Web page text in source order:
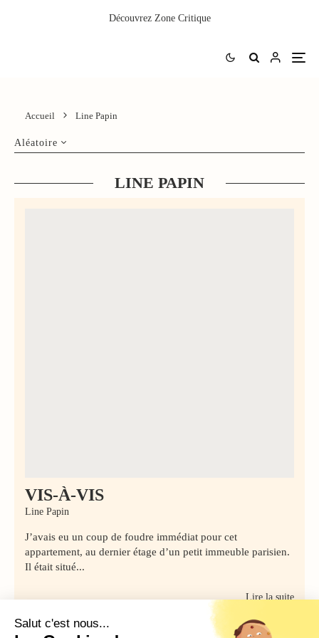
Découvrez Zone Critique
Accueil Line Papin
Aléatoire
LINE PAPIN
VIS-À-VIS
Line Papin
J’avais eu un coup de foudre immédiat pour cet
appartement, au dernier étage d’un petit immeuble parisien.
Il était situé...
Lire la suite